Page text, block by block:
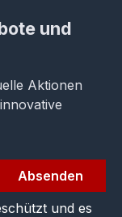
und
Aktionen
Absenden
und es